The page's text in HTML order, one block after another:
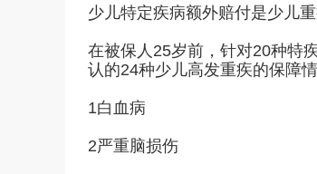
少儿特定疾病额外赔付是少儿
在被保人25岁前，针对20种特
认的24种少儿高发重疾的保障情
1白血病
2严重脑损伤